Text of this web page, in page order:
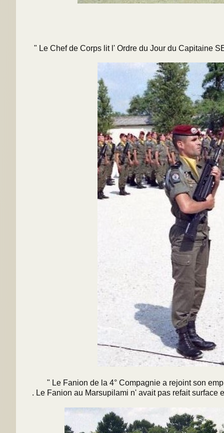
" Le Chef de Corps lit l' Ordre du Jour du Capitaine
" Le Fanion de la 4° Compagnie a rejoint son
. Le Fanion au Marsupilami n' avait pas refait